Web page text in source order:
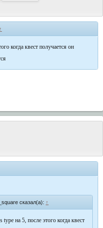
↑
когда квест получается он
сказал(а): ↑
type на 5, после этого когда квест